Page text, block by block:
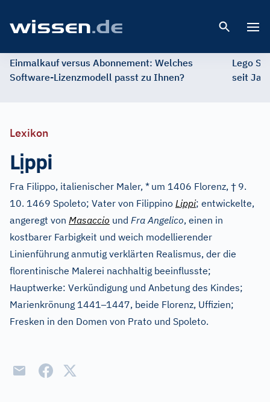
Einmalkauf versus Abonnement: Welches
Software-Lizenzmodell passt zu Ihnen?
Lego
seit
Lexikon
Lịppi
Fra Filippo, italienischer Maler, * um 1406 Florenz, † 9.
10. 1469 Spoleto; Vater von Filippino Lippi; entwickelte,
angeregt von Masaccio und Fra Angelico, einen in
kostbarer Farbigkeit und weich modellierender
Linienführung anmutig verklärten Realismus, der die
florentinische Malerei nachhaltig beeinflusste;
Hauptwerke: Verkündigung und Anbetung des Kindes;
Marienkrönung 1441–1447, beide Florenz, Uffizien;
Fresken in den Domen von Prato und Spoleto.